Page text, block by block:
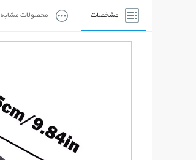
مشخصات محصولات مشابه